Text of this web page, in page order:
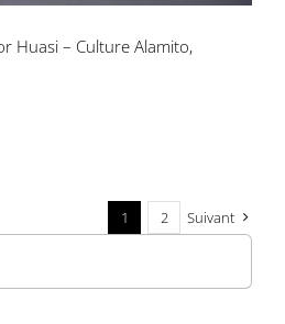
Huasi – Culture Alamito,
1 2 Suivant